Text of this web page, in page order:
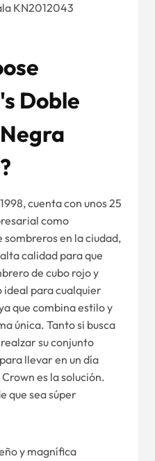
KN2012043
Doble
cuenta con unos 25
como
en la ciudad,
calidad para que
de cubo rojo y
ideal para cualquier
que combina estilo y
única. Tanto si busca
su conjunto
llevar en un día
es la solución.
que sea súper
y magnífica